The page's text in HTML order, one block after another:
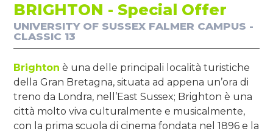
BRIGHTON - Special Offer
UNIVERSITY OF SUSSEX FALMER CAMPUS -
CLASSIC 13
Brighton è una delle principali località turistiche
della Gran Bretagna, situata ad appena un’ora di
treno da Londra, nell’East Sussex; Brighton è una
città molto viva culturalmente e musicalmente,
con la prima scuola di cinema fondata nel 1896 e la